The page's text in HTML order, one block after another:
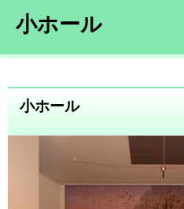
小ホール
小ホール